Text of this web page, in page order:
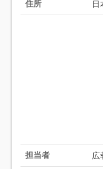
住所 日
担当者
広